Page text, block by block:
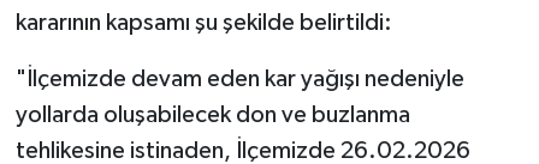
kararının kapsamı şu şekilde belirtildi:
"İlçemizde devam eden kar yağışı nedeniyle
yollarda oluşabilecek don ve buzlanma
tehlikesine istinaden, İlçemizde 26.02.2026